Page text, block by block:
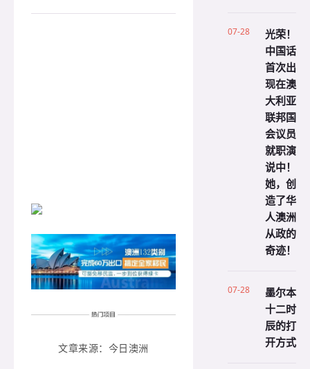
文章来源：今日澳洲
07-28
光荣！
中国话
首次出
现在澳
大利亚
联邦国
会议员
就职演
说中！
她，创
造了华
人澳洲
从政的
奇迹！
07-28
墨尔本
十二时
辰的打
开方式